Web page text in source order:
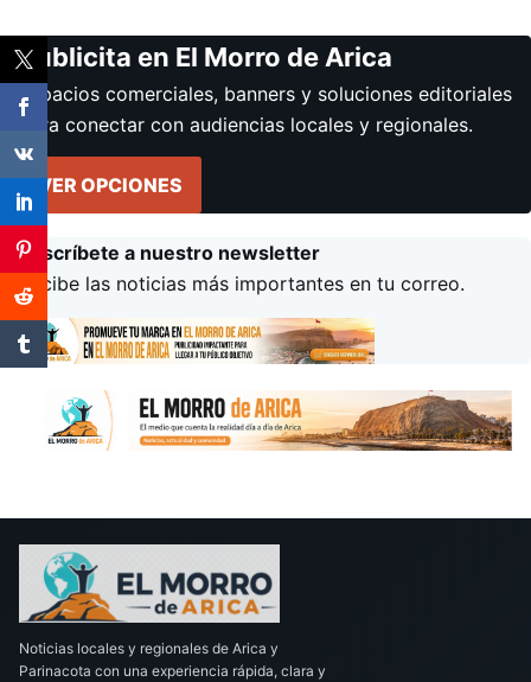
Publicita en El Morro de Arica
Espacios comerciales, banners y soluciones editoriales
para conectar con audiencias locales y regionales.
VER OPCIONES
Suscríbete a nuestro newsletter
Recibe las noticias más importantes en tu correo.
Noticias locales y regionales de Arica y
Parinacota con una experiencia rápida, clara y